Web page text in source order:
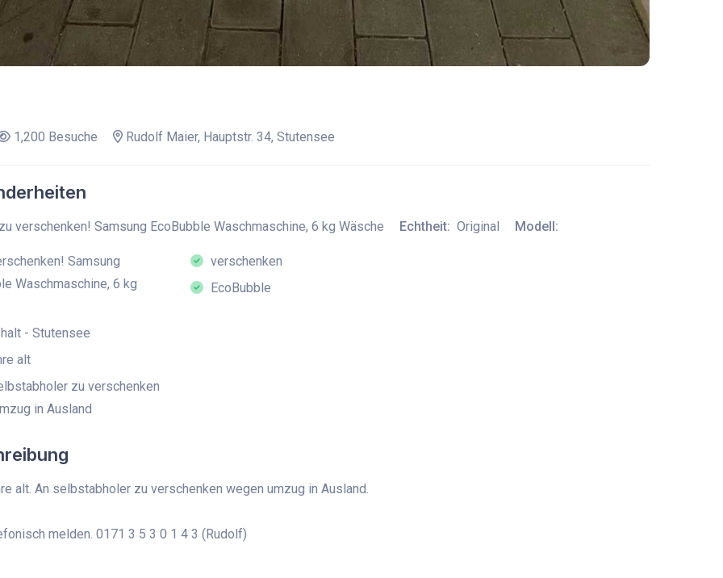
1,200 Besuche Rudolf Maier, Hauptstr. 34, Stutensee
verschenken! Samsung EcoBubble Waschmaschine, 6 kg Wäsche Echtheit: Original Modell:
Samsung
Waschmaschine, 6 kg
- Stutensee
alt
zu verschenken
in Ausland
verschenken
EcoBubble
alt. An selbstabholer zu verschenken wegen umzug in Ausland.
melden. 0171 3 5 3 0 1 4 3 (Rudolf)